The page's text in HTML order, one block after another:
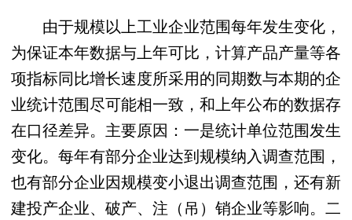
由于规模以上工业企业范围每年发生变化，
为保证本年数据与上年可比，计算产品产量等各
项指标同比增长速度所采用的同期数与本期的企
业统计范围尽可能相一致，和上年公布的数据存
在口径差异。主要原因：一是统计单位范围发生
变化。每年有部分企业达到规模纳入调查范围，
也有部分企业因规模变小退出调查范围，还有新
建投产企业、破产、注（吊）销企业等影响。二